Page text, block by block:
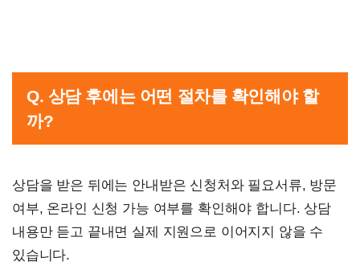
Q. 상담 후에는 어떤 절차를 확인해야 할
까?
상담을 받은 뒤에는 안내받은 신청처와 필요서류, 방문
여부, 온라인 신청 가능 여부를 확인해야 합니다. 상담
내용만 듣고 끝내면 실제 지원으로 이어지지 않을 수
있습니다.